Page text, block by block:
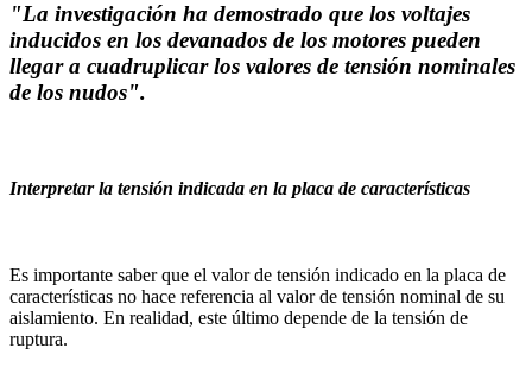
"La investigación ha demostrado que los voltajes
inducidos en los devanados de los motores pueden
llegar a cuadruplicar los valores de tensión nominales
de los nudos".
Interpretar la tensión indicada en la placa de características
Es importante saber que el valor de tensión indicado en la placa de
características no hace referencia al valor de tensión nominal de su
aislamiento. En realidad, este último depende de la tensión de
ruptura.